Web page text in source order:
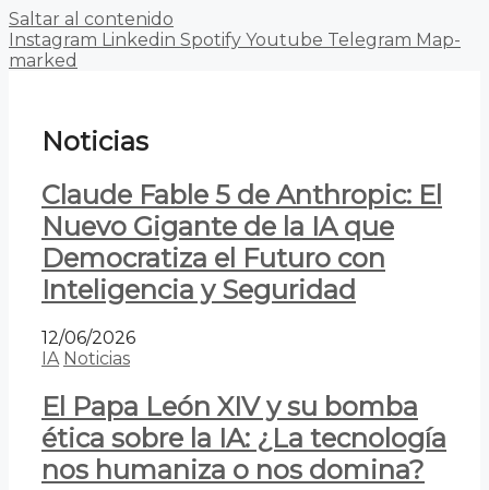
Saltar al contenido
Instagram Linkedin Spotify Youtube Telegram Map-
marked
Noticias
Claude Fable 5 de Anthropic: El
Nuevo Gigante de la IA que
Democratiza el Futuro con
Inteligencia y Seguridad
12/06/2026
IA Noticias
El Papa León XIV y su bomba
ética sobre la IA: ¿La tecnología
nos humaniza o nos domina?